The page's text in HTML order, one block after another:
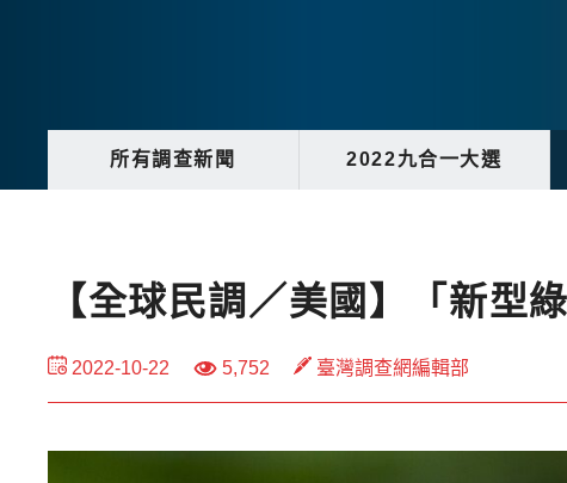
所有調查新聞 2022九合一大選
【全球民調／美國】「新型
2022-10-22 5,752 臺灣調查網編輯部